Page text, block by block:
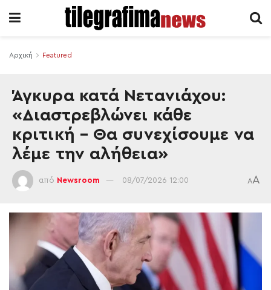
Αρχική Featured
Άγκυρα κατά Νετανιάχου:
«Διαστρεβλώνει κάθε
κριτική – Θα συνεχίσουμε να
λέμε την αλήθεια»
από Newsroom 08/07/2026 12:00 AA